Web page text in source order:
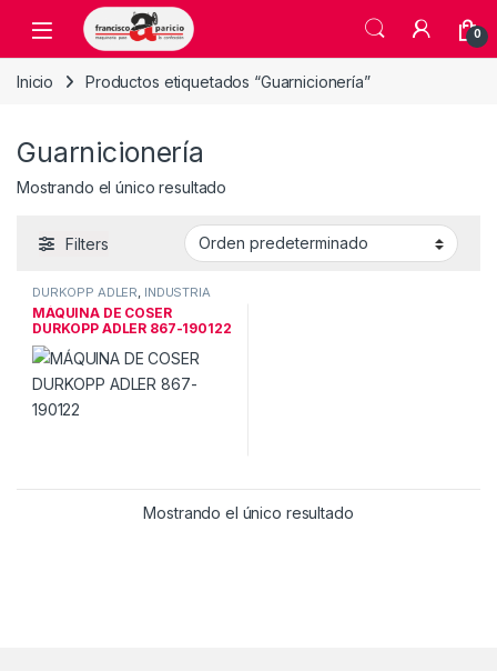
Skip to navigation
Skip to content
Open 0
Inicio Productos etiquetados “Guarnicionería”
Guarnicionería
Mostrando el único resultado
Filters
DÜRKOPP ADLER, INDUSTRIA
MÁQUINA DE COSER
DURKOPP ADLER 867-190122
TA CH L
Mostrando el único resultado